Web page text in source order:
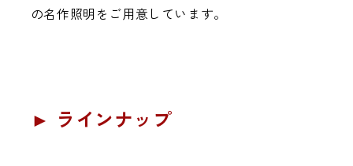
の名作照明をご用意しています。
► ラインナップ